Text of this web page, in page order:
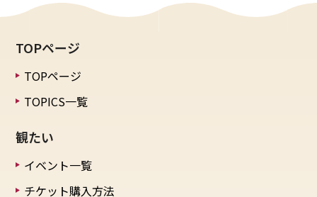
TOPページ
TOPページ
TOPICS一覧
観たい
イベント一覧
チケット購入方法